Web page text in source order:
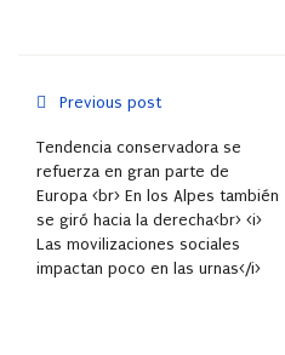
Previous post
Tendencia conservadora se
refuerza en gran parte de
Europa <br> En los Alpes también
se giró hacia la derecha<br> <i>
Las movilizaciones sociales
impactan poco en las urnas</i>